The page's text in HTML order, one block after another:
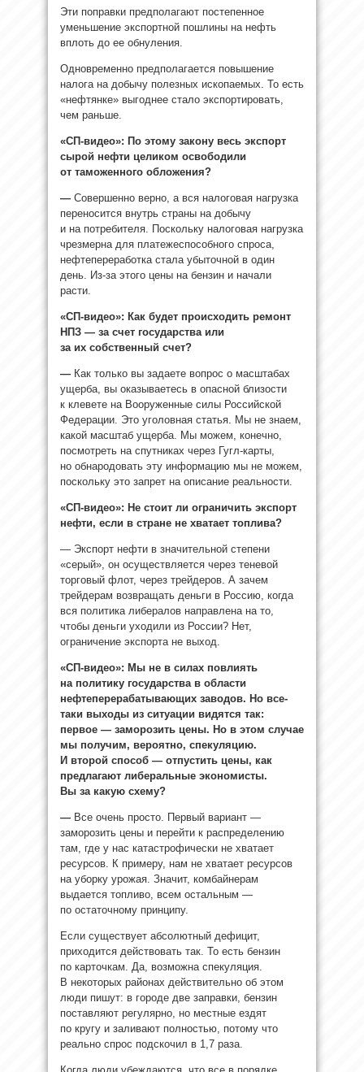
Эти поправки предполагают постепенное
уменьшение экспортной пошлины на нефть
вплоть до ее обнуления.
Одновременно предполагается повышение
налога на добычу полезных ископаемых. То есть
«нефтянке» выгоднее стало экспортировать,
чем раньше.
«СП-видео»: По этому закону весь экспорт
сырой нефти целиком освободили
от таможенного обложения?
— Совершенно верно, а вся налоговая нагрузка
переносится внутрь страны на добычу
и на потребителя. Поскольку налоговая нагрузка
чрезмерна для платежеспособного спроса,
нефтепереработка стала убыточной в один
день. Из-за этого цены на бензин и начали
расти.
«СП-видео»: Как будет происходить ремонт
НПЗ — за счет государства или
за их собственный счет?
— Как только вы задаете вопрос о масштабах
ущерба, вы оказываетесь в опасной близости
к клевете на Вооруженные силы Российской
Федерации. Это уголовная статья. Мы не знаем,
какой масштаб ущерба. Мы можем, конечно,
посмотреть на спутниках через Гугл-карты,
но обнародовать эту информацию мы не можем,
поскольку это запрет на описание реальности.
«СП-видео»: Не стоит ли ограничить экспорт
нефти, если в стране не хватает топлива?
— Экспорт нефти в значительной степени
«серый», он осуществляется через теневой
торговый флот, через трейдеров. А зачем
трейдерам возвращать деньги в Россию, когда
вся политика либералов направлена на то,
чтобы деньги уходили из России? Нет,
ограничение экспорта не выход.
«СП-видео»: Мы не в силах повлиять
на политику государства в области
нефтеперерабатывающих заводов. Но все-
таки выходы из ситуации видятся так:
первое — заморозить цены. Но в этом случае
мы получим, вероятно, спекуляцию.
И второй способ — отпустить цены, как
предлагают либеральные экономисты.
Вы за какую схему?
— Все очень просто. Первый вариант —
заморозить цены и перейти к распределению
там, где у нас катастрофически не хватает
ресурсов. К примеру, нам не хватает ресурсов
на уборку урожая. Значит, комбайнерам
выдается топливо, всем остальным —
по остаточному принципу.
Если существует абсолютный дефицит,
приходится действовать так. То есть бензин
по карточкам. Да, возможна спекуляция.
В некоторых районах действительно об этом
люди пишут: в городе две заправки, бензин
поставляют регулярно, но местные ездят
по кругу и заливают полностью, потому что
реально спрос подскочил в 1,7 раза.
Когда люди убеждаются, что все в порядке